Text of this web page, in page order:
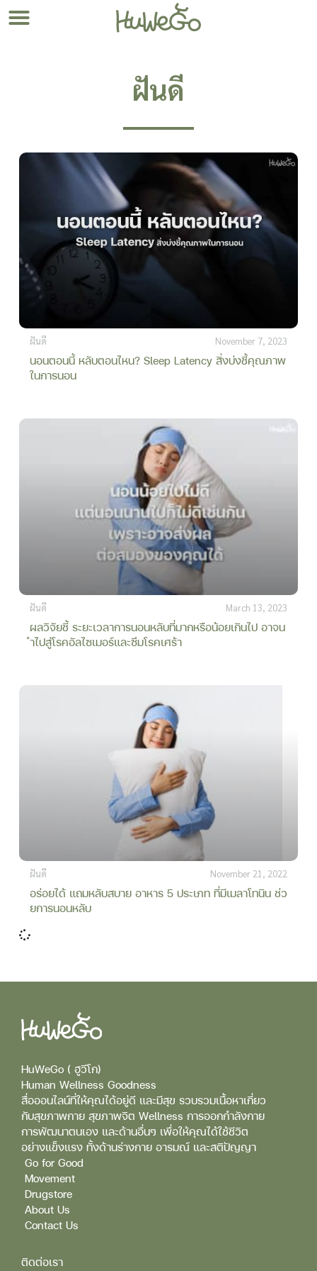
ฝันดี
ฝันดี
นอนตอนนี้ หลับตอนไหน? Sleep Latency สิ่งบ่งชี้คุณภาพ
ในการนอน
November 7, 2023
ฝันดี
ผลวิจัยชี้ ระยะเวลาการนอนหลับที่มากหรือน้อยเกินไป อาจน
ำไปสู่โรคอัลไซเมอร์และซึมโรคเศร้า
March 13, 2023
ฝันดี
อร่อยได้ แถมหลับสบาย อาหาร 5 ประเภท ที่มีเมลาโทนิน ช่ว
ยการนอนหลับ
November 21, 2022
HuWeGo ( ฮูวีโก)
Human Wellness Goodness
สื่อออนไลน์ที่ให้คุณได้อยู่ดี และมีสุข รวบรวมเนื้อหาเกี่ยว
กับสุขภาพกาย สุขภาพจิต Wellness การออกกำลังกาย
การพัฒนาตนเอง และด้านอื่นๆ เพื่อให้คุณได้ใช้ชีวิต
อย่างแข็งแรง ทั้งด้านร่างกาย อารมณ์ และสติปัญญา
Go for Good
Movement
Drugstore
About Us
Contact Us
ติดต่อเรา